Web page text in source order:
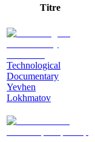
Titre
Technological
Documentary
Yevhen
Lokhmatov